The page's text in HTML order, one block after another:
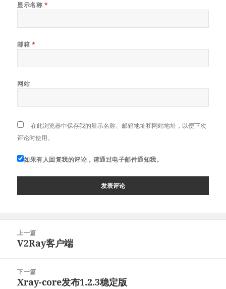
显示名称 *
邮箱 *
网站
在此浏览器中保存我的显示名称、邮箱地址和网站地址，以便下次
评论时使用。
如果有人回复我的评论，请通过电子邮件通知我。
上一篇
上
文
章：
V2Ray客户端
下一篇
下
Xray-core发布1.2.3稳定版